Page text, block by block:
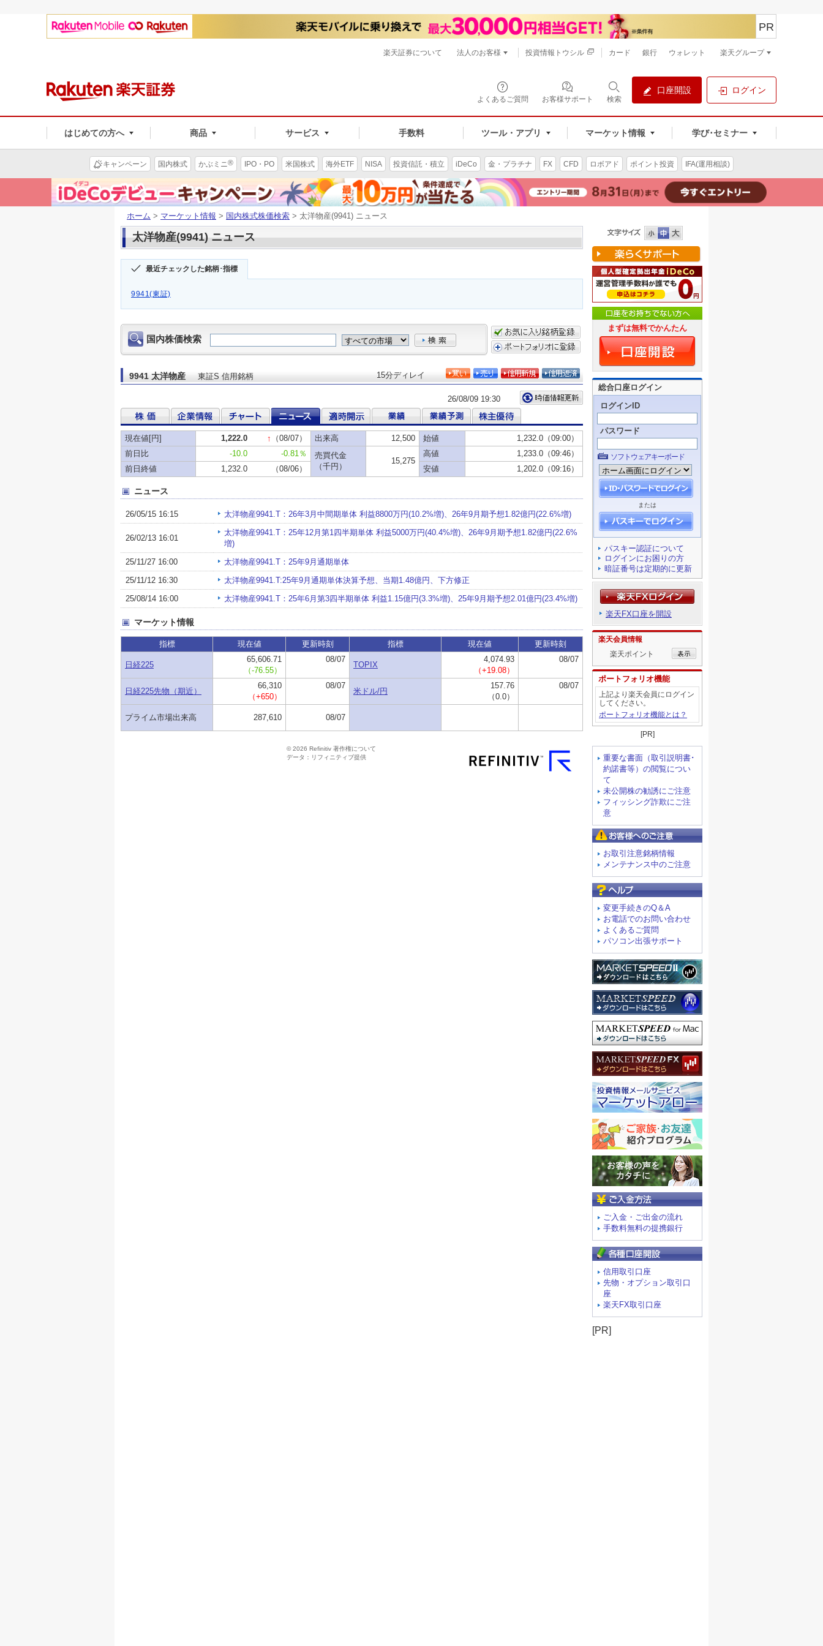
よくあるご質問 お客様サポート 検索
口座開設 ログイン
はじめての方へ 商品 サービス 手数料 ツール・アプリ マーケット情報 学び･セミナー
PR
楽天証券について 法人のお客様 投資情報トウシル カード 銀行 ウォレット 楽天グループ
キャンペーン 国内株式 かぶミニ® IPO・PO 米国株式 海外ETF NISA 投資信託・積立 iDeCo 金・プラチナ FX CFD ロボアド ポイント投資 IFA(運用相談)
ホーム > マーケット情報 > 国内株式株価検索 > 太洋物産(9941) ニュース
太洋物産(9941) ニュース
最近チェックした銘柄･指標
9941(東証)
まずは無料でかんたん
総合口座ログイン
ログインID
パスワード
ソフトウェアキーボード
または
パスキー認証について
ログインにお困りの方
暗証番号は定期的に更新
楽天FX口座を開設
楽天会員情報
楽天ポイント
ポートフォリオ機能
上記より楽天会員にログイン
してください。
ポートフォリオ機能とは？
[PR]
重要な書面（取引説明書･
約諾書等）の閲覧につい
て
未公開株の勧誘にご注意
フィッシング詐欺にご注
意
お取引注意銘柄情報
メンテナンス中のご注意
変更手続きのQ＆A
お電話でのお問い合わせ
よくあるご質問
パソコン出張サポート
ご入金・ご出金の流れ
手数料無料の提携銀行
信用取引口座
先物・オプション取引口
座
楽天FX取引口座
[PR]